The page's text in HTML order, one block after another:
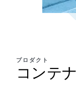
プロダクト
コンテ